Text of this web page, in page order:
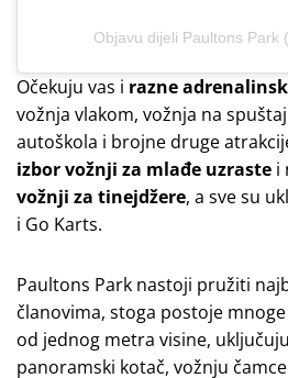
Objavu dijeli Paultons Park
Očekuju vas i razne
vožnja vlakom, vožnja na
autoškola i brojne druge
izbor vožnji za mlađe uzraste i
vožnji za tinejdžere, a sve su
i Go Karts.
Paultons Park nastoji pružiti
članovima, stoga postoje
od jednog metra visine,
panoramski kotač, vožnju